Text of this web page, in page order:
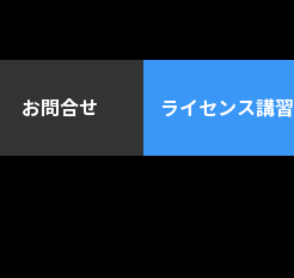
お問合せ ライセンス講習